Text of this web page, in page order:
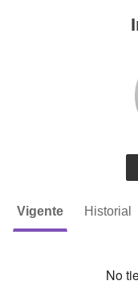
Vigente Historial
No